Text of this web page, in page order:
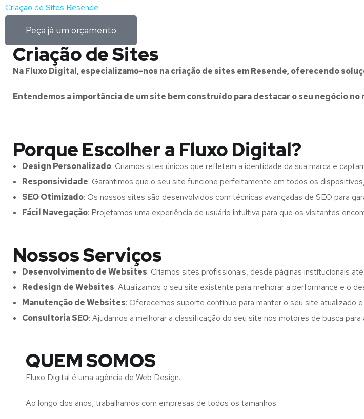
Criação de Sites Resende
Peça já um orçamento
Criação de Sites
Na Fluxo Digital, especializamo-nos na criação de sites em Resende, oferecendo
Entendemos a importância de um site bem construído para destacar o seu negócio no
Porque Escolher a Fluxo Digital?
Design Personalizado: Criamos sites únicos que refletem a identidade da sua marca e
Responsividade: Garantimos que o seu site funcione perfeitamente em todos os
SEO Otimizado: Os nossos sites são desenvolvidos com técnicas avançadas de SEO para
Fácil Navegação: Projetamos uma experiência de usuário intuitiva para que os visitantes
Nossos Serviços
Desenvolvimento de Websites: Criamos sites profissionais, desde páginas institucionais
Redesign de Websites: Atualizamos o seu site existente para melhorar a performance e o
Manutenção de Websites: Oferecemos suporte contínuo para manter o seu site atualizado
Consultoria SEO: Ajudamos a melhorar a classificação do seu site nos motores de busca para
QUEM SOMOS
Fluxo Digital é uma agência de Web Design.
Ao longo dos anos, trabalhamos com empresas de todos os tamanhos.